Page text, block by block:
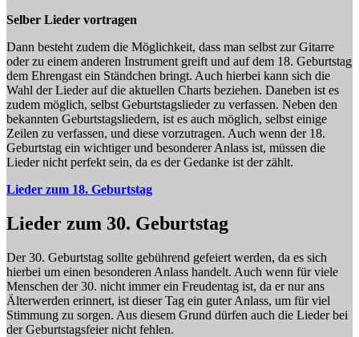
Selber Lieder vortragen
Dann besteht zudem die Möglichkeit, dass man selbst zur Gitarre
oder zu einem anderen Instrument greift und auf dem 18. Geburtstag
dem Ehrengast ein Ständchen bringt. Auch hierbei kann sich die
Wahl der Lieder auf die aktuellen Charts beziehen. Daneben ist es
zudem möglich, selbst Geburtstagslieder zu verfassen. Neben den
bekannten Geburtstagsliedern, ist es auch möglich, selbst einige
Zeilen zu verfassen, und diese vorzutragen. Auch wenn der 18.
Geburtstag ein wichtiger und besonderer Anlass ist, müssen die
Lieder nicht perfekt sein, da es der Gedanke ist der zählt.
Lieder zum 18. Geburtstag
Lieder zum 30. Geburtstag
Der 30. Geburtstag sollte gebührend gefeiert werden, da es sich
hierbei um einen besonderen Anlass handelt. Auch wenn für viele
Menschen der 30. nicht immer ein Freudentag ist, da er nur ans
Älterwerden erinnert, ist dieser Tag ein guter Anlass, um für viel
Stimmung zu sorgen. Aus diesem Grund dürfen auch die Lieder bei
der Geburtstagsfeier nicht fehlen.